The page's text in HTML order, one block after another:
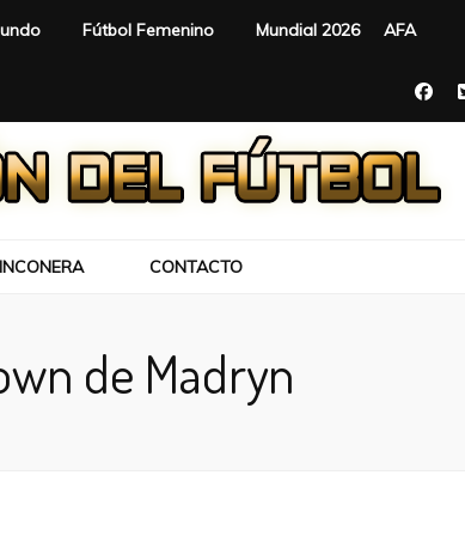
Fútbol Femenino Mundial 2026 AFA
CONTACTO
de Madryn